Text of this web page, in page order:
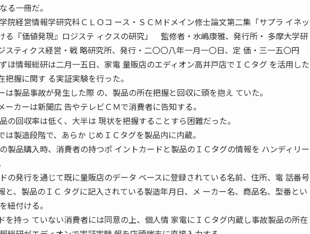
る一冊だ。
院経営情報学研究科ＣＬＯコ ース・ＳＣＭドメイン修士論文第二集「サプラ イネッ
る『価値発現』ロジステ ィクスの研究」 監修者・水嶋康雅、発行所・ 多摩大学研
スティクス経営・戦 略研究所、発行・二〇〇八年一月一〇日、定 価・三一五〇円
ほ情報総研は二月一五日、家電 量販店のエディオン高井戸店でＩＣタグ を活用した
把握に関す る実証実験を行った。
製品事故が発生した際 の、製品の所在把握と回収に頭を抱え ていた。
ーカーは新聞広 告やテレビＣＭで消費者に告知する。
の回収率は低く、大半は 現状を把握することすら困難だった。
製造段階で、あらか じめＩＣタグを製品内に内蔵。
製品購入時、消費者の持つポ イントカードと製品のＩＣタグの情報を ハンディリー
の発行を通じて既に量販店のデータ ベースに登録されている名前、住所、電 話番号
と、製品のＩＣ タグに記入されている製造年月日、メ ーカー名、商品名、型番とい
紐付ける。
を持っ ていない消費者には同意の上、個人情 家電にＩＣタグ内蔵し事故製品の所在